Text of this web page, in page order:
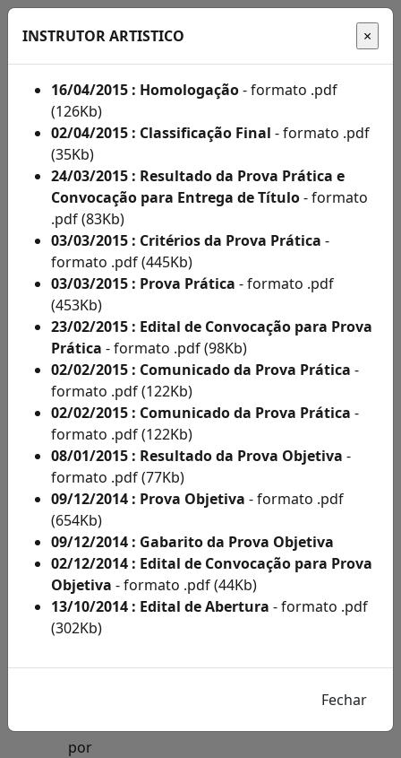
Início
Administração
Concursos
Concursos
Acompanhe
aqui
editais
Acesso
Informação
Solicitações
de
Condições
Especiais
e
Inscritos
Como
Deficientes
por
por
INSTRUTOR ARTISTICO
16/04/2015 : Homologação- formato .pdf
(126Kb)
02/04/2015 : Classificação Final - formato .pdf
(35Kb)
24/03/2015 : Resultado da Prova Prática e
Convocação para Entrega de Título- formato
.pdf (83Kb)
03/03/2015 : Critérios da Prova Prática -
formato .pdf (445Kb)
03/03/2015 : Prova Prática - formato .pdf
(453Kb)
23/02/2015 : Edital de Convocação para Prova
Prática - formato .pdf (98Kb)
02/02/2015 : Comunicado da Prova Prática -
formato .pdf (122Kb)
02/02/2015 : Comunicado da Prova Prática -
formato .pdf (122Kb)
08/01/2015 : Resultado da Prova Objetiva -
formato .pdf (77Kb)
09/12/2014 : Prova Objetiva - formato .pdf
(654Kb)
09/12/2014 : Gabarito da Prova Objetiva
02/12/2014 : Edital de Convocação para Prova
Objetiva - formato .pdf (44Kb)
13/10/2014 : Edital de Abertura - formato .pdf
(302Kb)